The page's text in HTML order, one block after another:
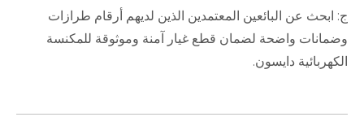
ج: ابحث عن البائعين المعتمدين الذين لديهم أرقام طرازات
وضمانات واضحة لضمان قطع غيار آمنة وموثوقة للمكنسة
الكهربائية دايسون.